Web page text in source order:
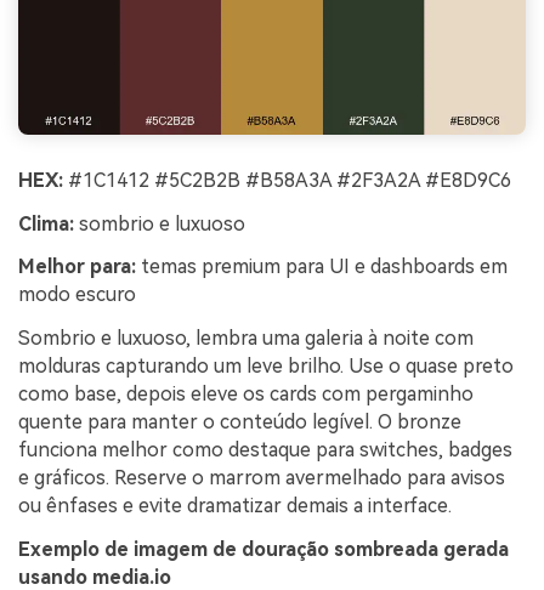
HEX: #1C1412 #5C2B2B #B58A3A #2F3A2A #E8D9C6
Clima: sombrio e luxuoso
Melhor para: temas premium para UI e dashboards em
modo escuro
Sombrio e luxuoso, lembra uma galeria à noite com
molduras capturando um leve brilho. Use o quase preto
como base, depois eleve os cards com pergaminho
quente para manter o conteúdo legível. O bronze
funciona melhor como destaque para switches, badges
e gráficos. Reserve o marrom avermelhado para avisos
ou ênfases e evite dramatizar demais a interface.
Exemplo de imagem de douração sombreada gerada
usando media.io